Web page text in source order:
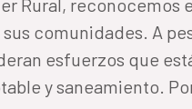
Rural, reconocemos
comunidades. A
esfuerzos que
especial